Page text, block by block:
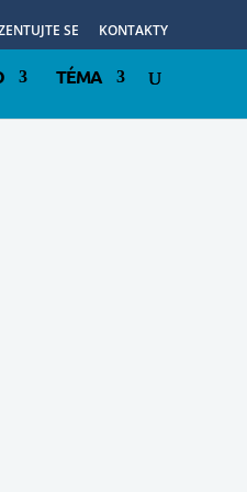
SE KONTAKTY
TÉMA